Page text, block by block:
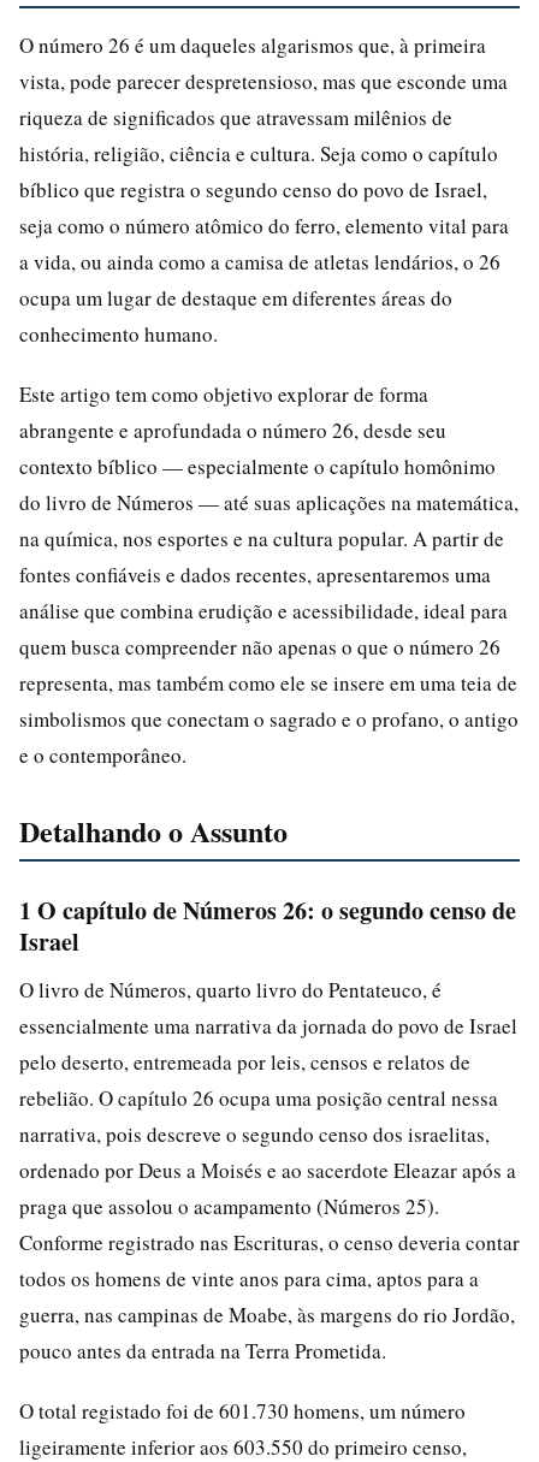
O número 26 é um daqueles algarismos que, à primeira
vista, pode parecer despretensioso, mas que esconde uma
riqueza de significados que atravessam milênios de
história, religião, ciência e cultura. Seja como o capítulo
bíblico que registra o segundo censo do povo de Israel,
seja como o número atômico do ferro, elemento vital para
a vida, ou ainda como a camisa de atletas lendários, o 26
ocupa um lugar de destaque em diferentes áreas do
conhecimento humano.
Este artigo tem como objetivo explorar de forma
abrangente e aprofundada o número 26, desde seu
contexto bíblico — especialmente o capítulo homônimo
do livro de Números — até suas aplicações na matemática,
na química, nos esportes e na cultura popular. A partir de
fontes confiáveis e dados recentes, apresentaremos uma
análise que combina erudição e acessibilidade, ideal para
quem busca compreender não apenas o que o número 26
representa, mas também como ele se insere em uma teia de
simbolismos que conectam o sagrado e o profano, o antigo
e o contemporâneo.
Detalhando o Assunto
1 O capítulo de Números 26: o segundo censo de
Israel
O livro de Números, quarto livro do Pentateuco, é
essencialmente uma narrativa da jornada do povo de Israel
pelo deserto, entremeada por leis, censos e relatos de
rebelião. O capítulo 26 ocupa uma posição central nessa
narrativa, pois descreve o segundo censo dos israelitas,
ordenado por Deus a Moisés e ao sacerdote Eleazar após a
praga que assolou o acampamento (Números 25).
Conforme registrado nas Escrituras, o censo deveria contar
todos os homens de vinte anos para cima, aptos para a
guerra, nas campinas de Moabe, às margens do rio Jordão,
pouco antes da entrada na Terra Prometida.
O total registado foi de 601.730 homens, um número
ligeiramente inferior aos 603.550 do primeiro censo,